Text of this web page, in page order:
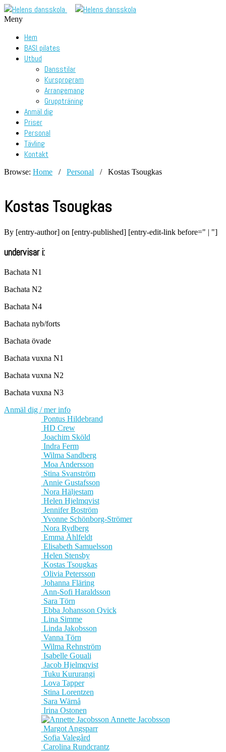
Meny
Hem
BASI pilates
Utbud
Dansstilar
Kursprogram
Arrangemang
Gruppträning
Anmäl dig
Priser
Personal
Tävling
Kontakt
Browse: Home / Personal / Kostas Tsougkas
Kostas Tsougkas
By [entry-author] on [entry-published] [entry-edit-link before=" | "]
undervisar i:
Bachata N1
Bachata N2
Bachata N4
Bachata nyb/forts
Bachata övade
Bachata vuxna N1
Bachata vuxna N2
Bachata vuxna N3
Anmäl dig / mer info
Pontus Hildebrand
HD Crew
Joachim Sköld
Indra Ferm
Wilma Sandberg
Moa Andersson
Stina Svanström
Annie Gustafsson
Nora Häljestam
Helen Hjelmqvist
Jennifer Boström
Yvonne Schönborg-Strömer
Nora Rydberg
Emma Åhlfeldt
Elisabeth Samuelsson
Helen Stensby
Kostas Tsougkas
Olivia Petersson
Johanna Fläring
Ann-Sofi Haraldsson
Sara Törn
Ebba Johansson Qvick
Lina Simme
Linda Jakobsson
Vanna Törn
Wilma Rehnström
Isabelle Gouali
Jacob Hjelmqvist
Tuku Kururangi
Lova Tapper
Stina Lorentzen
Sara Wärnå
Irina Ostonen
Annette Jacobsson
Margot Angsparr
Sofia Valegård
Carolina Rundcrantz